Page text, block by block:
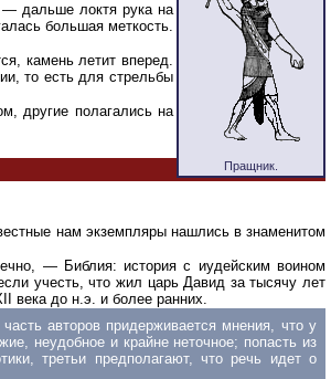
Пращник.
— дальше локтя рука на
большая меткость.
камень летит вперед.
то есть для стрельбы
другие полагались на
нам экземпляры нашлись в знаменитом
— Библия: история с иудейским воином
учесть, что жил царь Давид за тысячу лет
века до н.э. и более ранних.
авторов придерживается мнения, что у
неудобное и крайне неточное; попасть из
третьи предполагают, что речь идет о